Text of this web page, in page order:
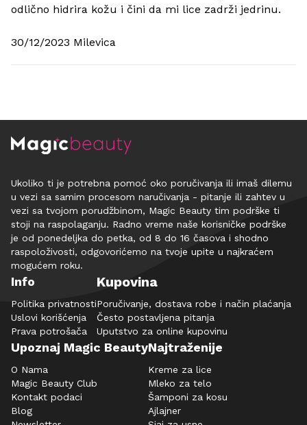
odlično hidrira kožu i čini da mi lice zadrži jedrinu.
30/12/2023 Milevica
Ukoliko ti je potrebna pomoć oko poručivanja ili imaš dilemu
u vezi sa samim procesom naručivanja - pitanje ili zahtev u
vezi sa tvojom porudžbinom, Magic Beauty tim podrške ti
stoji na raspolaganju. Radno vreme naše korisničke podrške
je od ponedeljka do petka, od 8 do 16 časova i shodno
raspoloživosti, odgovorićemo na tvoje upite u najkraćem
mogućem roku.
Info
Politika privatnosti
Uslovi korišćenja
Prava potrošača
Kupovina
Poručivanje, dostava robe i način plaćanja
Često postavljena pitanja
Uputstvo za online kupovinu
Upoznaj Magic Beauty
O Nama
Magic Beauty Club
Kontakt podaci
Blog
Najtraženije
Kreme za lice
Mleko za telo
Šamponi za kosu
Ajlajner